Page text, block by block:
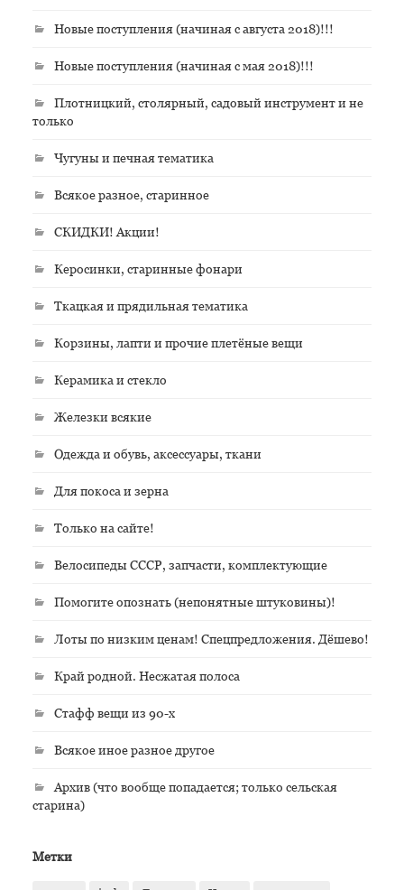
Новые поступления (начиная с августа 2018)!!!
Новые поступления (начиная с мая 2018)!!!
Плотницкий, столярный, садовый инструмент и не
только
Чугуны и печная тематика
Всякое разное, старинное
СКИДКИ! Акции!
Керосинки, старинные фонари
Ткацкая и прядильная тематика
Корзины, лапти и прочие плетёные вещи
Керамика и стекло
Железки всякие
Одежда и обувь, аксессуары, ткани
Для покоса и зерна
Только на сайте!
Велосипеды СССР, запчасти, комплектующие
Помогите опознать (непонятные штуковины)!
Лоты по низким ценам! Спецпредложения. Дёшево!
Край родной. Несжатая полоса
Стафф вещи из 90-х
Всякое иное разное другое
Архив (что вообще попадается; только сельская
старина)
Метки